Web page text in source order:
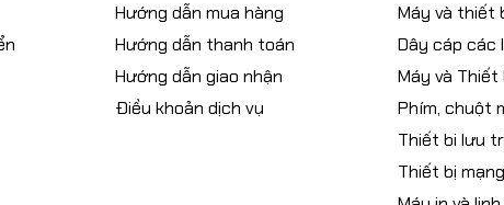
Hướng dẫn mua hàng
Hướng dẫn thanh toán
Hướng dẫn giao nhận
Điều khoản dịch vụ
Máy và thiết
Dây cáp các
Máy và
Phím, chuột
Thiết bi lưu
Thiết bị mạng